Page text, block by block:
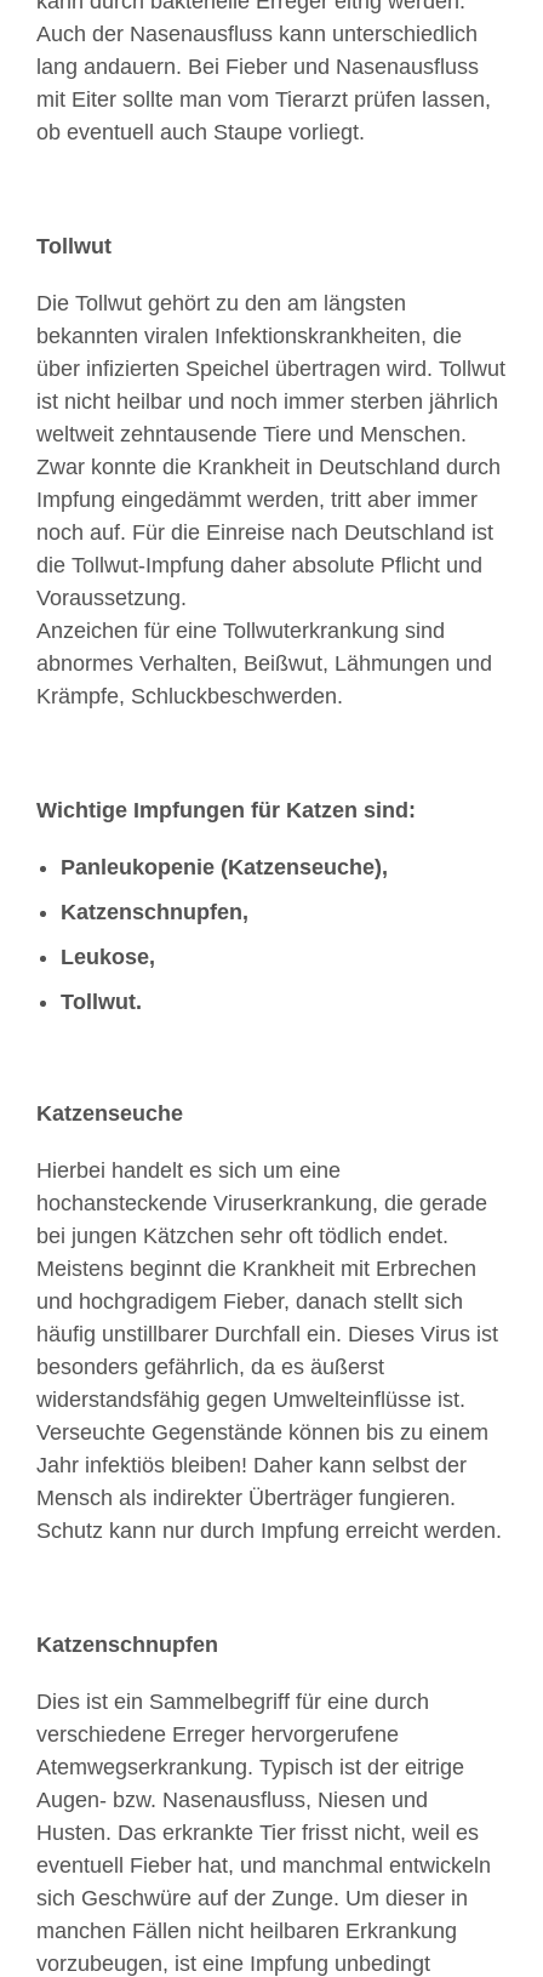
Auch der Nasenausfluss kann unterschiedlich
lang andauern. Bei Fieber und Nasenausfluss
mit Eiter sollte man vom Tierarzt prüfen lassen,
ob eventuell auch Staupe vorliegt.
Tollwut
Die Tollwut gehört zu den am längsten
bekannten viralen Infektionskrankheiten, die
über infizierten Speichel übertragen wird. Tollwut
ist nicht heilbar und noch immer sterben jährlich
weltweit zehntausende Tiere und Menschen.
Zwar konnte die Krankheit in Deutschland durch
Impfung eingedämmt werden, tritt aber immer
noch auf. Für die Einreise nach Deutschland ist
die Tollwut-Impfung daher absolute Pflicht und
Voraussetzung.
Anzeichen für eine Tollwuterkrankung sind
abnormes Verhalten, Beißwut, Lähmungen und
Krämpfe, Schluckbeschwerden.
Wichtige Impfungen für Katzen sind:
Panleukopenie (Katzenseuche),
Katzenschnupfen,
Leukose,
Tollwut.
Katzenseuche
Hierbei handelt es sich um eine
hochansteckende Viruserkrankung, die gerade
bei jungen Kätzchen sehr oft tödlich endet.
Meistens beginnt die Krankheit mit Erbrechen
und hochgradigem Fieber, danach stellt sich
häufig unstillbarer Durchfall ein. Dieses Virus ist
besonders gefährlich, da es äußerst
widerstandsfähig gegen Umwelteinflüsse ist.
Verseuchte Gegenstände können bis zu einem
Jahr infektiös bleiben! Daher kann selbst der
Mensch als indirekter Überträger fungieren.
Schutz kann nur durch Impfung erreicht werden.
Katzenschnupfen
Dies ist ein Sammelbegriff für eine durch
verschiedene Erreger hervorgerufene
Atemwegserkrankung. Typisch ist der eitrige
Augen- bzw. Nasenausfluss, Niesen und
Husten. Das erkrankte Tier frisst nicht, weil es
eventuell Fieber hat, und manchmal entwickeln
sich Geschwüre auf der Zunge. Um dieser in
manchen Fällen nicht heilbaren Erkrankung
vorzubeugen, ist eine Impfung unbedingt